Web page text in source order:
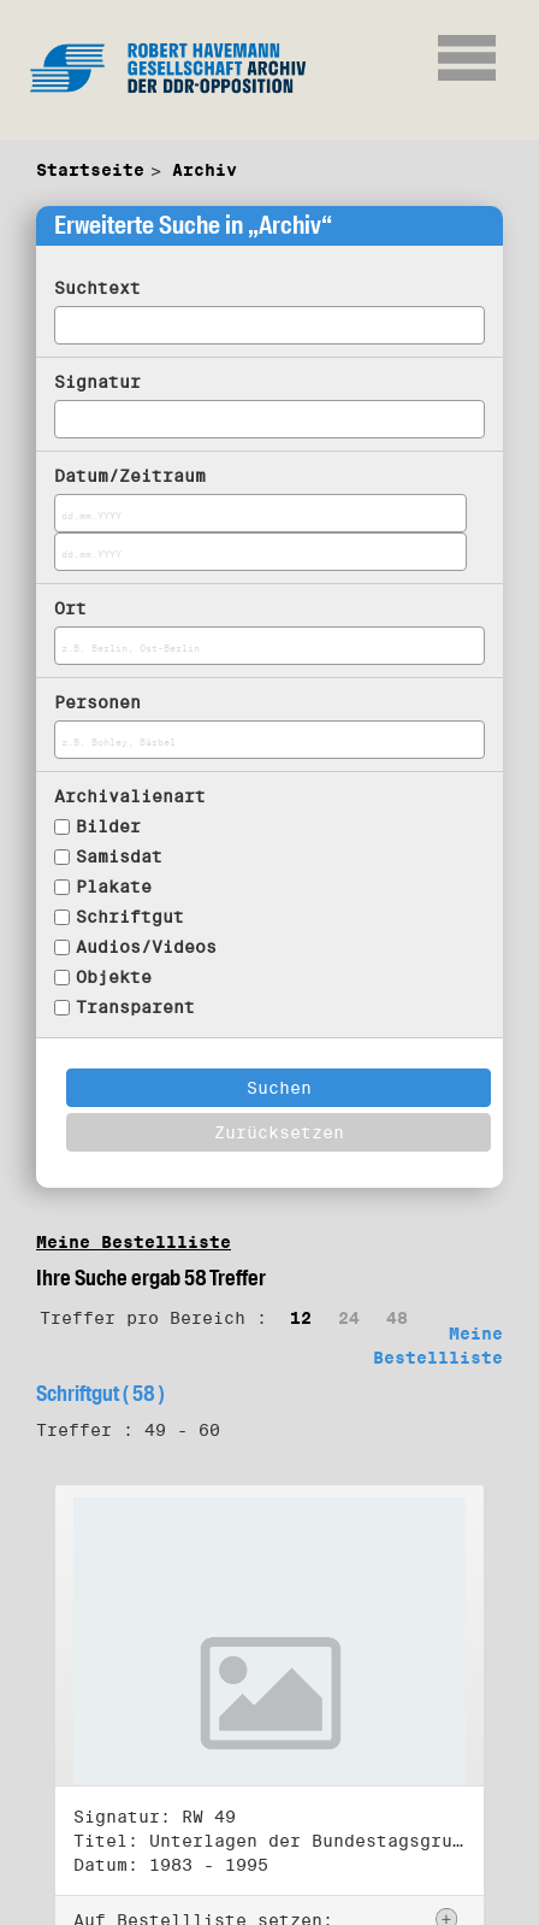
Startseite Archiv
Erweiterte Suche in „Archiv“
Suchtext
Signatur
Datum/Zeitraum
Ort
Personen
Archivalienart
Bilder
Samisdat
Plakate
Schriftgut
Audios/Videos
Objekte
Transparent
Meine Bestellliste
Ihre Suche ergab 58 Treffer
Treffer pro Bereich : 12 24
48
Meine
Bestellliste
Schriftgut ( 58 )
Treffer : 49 - 60
Signatur: RW 49
Titel: Unterlagen der Bundestagsgruppe und -fraktion Bündnis 90/Die Grünen (5)
Datum: 1983 - 1995
Auf Bestellliste setzen: